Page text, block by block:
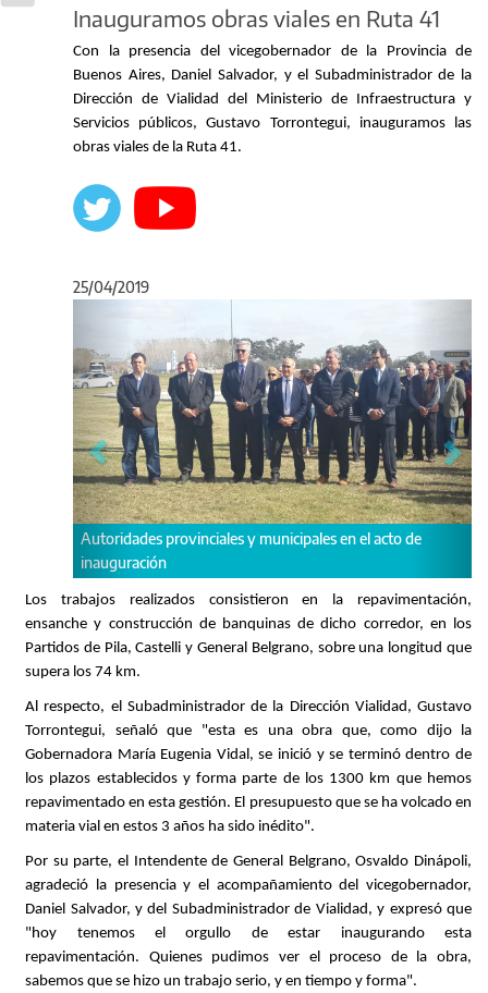
Inauguramos obras viales en Ruta 41
Con la presencia del vicegobernador de la Provincia de
Buenos Aires, Daniel Salvador, y el Subadministrador de la
Dirección de Vialidad del Ministerio de Infraestructura y
Servicios públicos, Gustavo Torrontegui, inauguramos las
obras viales de la Ruta 41.
25/04/2019
y municipales en el acto de El corte de cinta que dio por
Los trabajos realizados consistieron en la repavimentación,
ensanche y construcción de banquinas de dicho corredor, en los
Partidos de Pila, Castelli y General Belgrano, sobre una longitud que
supera los 74 km.
Al respecto, el Subadministrador de la Dirección Vialidad, Gustavo
Torrontegui, señaló que "esta es una obra que, como dijo la
Gobernadora María Eugenia Vidal, se inició y se terminó dentro de
los plazos establecidos y forma parte de los 1300 km que hemos
repavimentado en esta gestión. El presupuesto que se ha volcado en
materia vial en estos 3 años ha sido inédito".
Por su parte, el Intendente de General Belgrano, Osvaldo Dinápoli,
agradeció la presencia y el acompañamiento del vicegobernador,
Daniel Salvador, y del Subadministrador de Vialidad, y expresó que
"hoy tenemos el orgullo de estar inaugurando esta
repavimentación. Quienes pudimos ver el proceso de la obra,
sabemos que se hizo un trabajo serio, y en tiempo y forma".